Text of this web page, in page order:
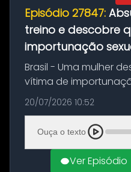
Episódio 27847:
treino e descobre
importunação
Brasil - Uma mulher
vítima de
assistir a um vídeo
treinava na
Feira de Santana, na
20/07/2026 10:52
Ouça o texto
Ver Episódio